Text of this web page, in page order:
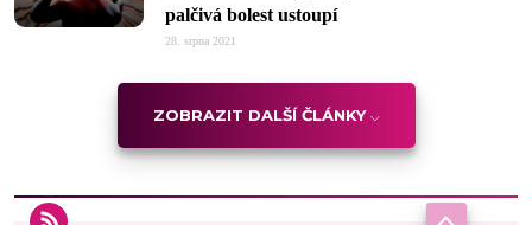
palčivá bolest ustoupí
28. srpna 2021
ZOBRAZIT DALŠÍ ČLÁNKY